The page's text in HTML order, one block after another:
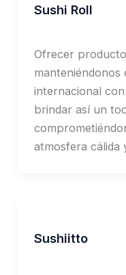
Sushi Roll
Ofrecer
manteniéndonos
internacional
brindar así un
atmosfera cálida
Sushiitto